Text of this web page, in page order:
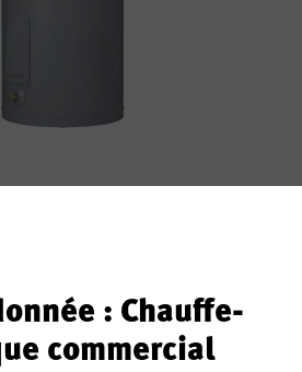
: Chauffe-
commercial